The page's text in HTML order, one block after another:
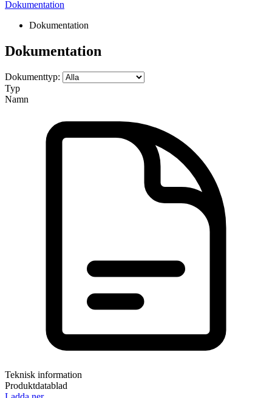
Dokumentation
Dokumentation
Dokumentation
Dokumenttyp:
Typ
Namn
Teknisk information
Produktdatablad